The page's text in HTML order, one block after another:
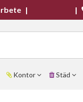
| |
Kontor Städ